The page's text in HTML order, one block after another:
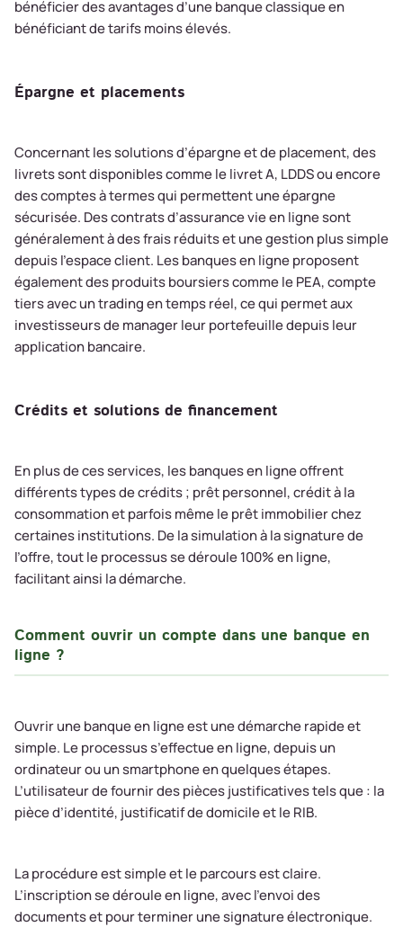
bénéficier des avantages d’une banque classique en
bénéficiant de tarifs moins élevés.
Épargne et placements
Concernant les solutions d’épargne et de placement, des
livrets sont disponibles comme le livret A, LDDS ou encore
des comptes à termes qui permettent une épargne
sécurisée. Des contrats d’assurance vie en ligne sont
généralement à des frais réduits et une gestion plus simple
depuis l’espace client. Les banques en ligne proposent
également des produits boursiers comme le PEA, compte
tiers avec un trading en temps réel, ce qui permet aux
investisseurs de manager leur portefeuille depuis leur
application bancaire.
Crédits et solutions de financement
En plus de ces services, les banques en ligne offrent
différents types de crédits ; prêt personnel, crédit à la
consommation et parfois même le prêt immobilier chez
certaines institutions. De la simulation à la signature de
l’offre, tout le processus se déroule 100% en ligne,
facilitant ainsi la démarche.
Comment ouvrir un compte dans une banque en
ligne ?
Ouvrir une banque en ligne est une démarche rapide et
simple. Le processus s’effectue en ligne, depuis un
ordinateur ou un smartphone en quelques étapes.
L’utilisateur de fournir des pièces justificatives tels que : la
pièce d’identité, justificatif de domicile et le RIB.
La procédure est simple et le parcours est claire.
L’inscription se déroule en ligne, avec l’envoi des
documents et pour terminer une signature électronique.